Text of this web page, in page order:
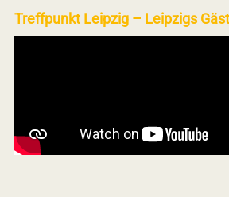
Treffpunkt Leipzig – Leipzigs